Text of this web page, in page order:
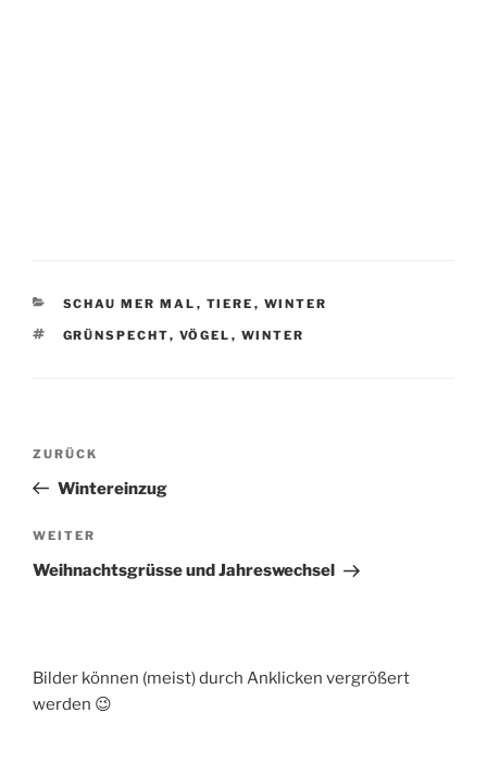
KATEGORIEN
SCHAU MER MAL , TIERE , WINTER
SCHLAGWÖRTER
GRÜNSPECHT, VÖGEL , WINTER
Beitragsnavigation
Vorheriger
Beitrag
ZURÜCK
Wintereinzug
Nächster
Beitrag
WEITER
Weihnachtsgrüsse und Jahreswechsel
Bilder können (meist) durch Anklicken vergrößert
werden 😉